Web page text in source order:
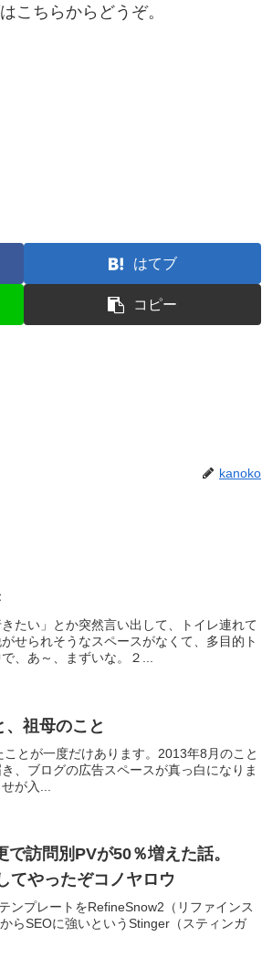
こちらからどうぞ。
はてブ
コピー
kanoko
たい」とか突然言い出して、トイレ連れて
せられそうなスペースがなくて、多目的ト
、あ～、まずいな。２...
祖母のこと
とが一度だけあります。2013年8月のこと
、ブログの広告スペースが真っ白になりま
が入...
訪問別PVが50％増えた話。
てやったぞコノヤロウ
ンプレートをRefineSnow2（リファインス
らSEOに強いというStinger（スティンガ